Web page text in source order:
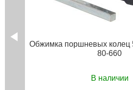
Обжимка поршневых колец
80-660
В наличии